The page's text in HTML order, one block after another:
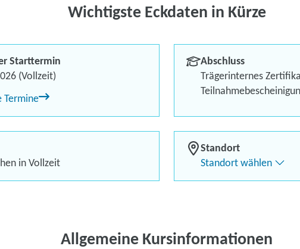
Adobe CC -
Berufliches Profil
Bis zu 100 % Förderung
Wichtigste Eckdaten in Kürze
Starttermin
(Vollzeit)
Termine
Abschluss
Trägerinternes
in Vollzeit
Standort
Standort wählen
Allgemeine Kursinformationen